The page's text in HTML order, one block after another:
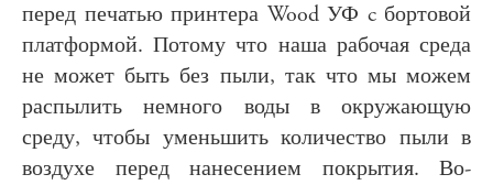
перед печатью принтера Wood УФ c бортовой
платформой. Потому что наша рабочая среда
не может быть без пыли, так что мы можем
распылить немного воды в окружающую
среду, чтобы уменьшить количество пыли в
воздухе перед нанесением покрытия. Во-